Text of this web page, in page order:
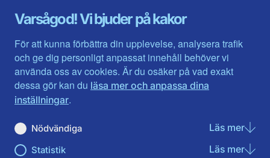
Varsågod! Vi bjuder på kakor
För att kunna förbättra din upplevelse, analysera trafik
och ge dig personligt anpassat innehåll behöver vi
använda oss av cookies. Är du osäker på vad exakt
dessa gör kan du läsa mer och anpassa dina
inställningar.
Nödvändiga Läs merom
Statistik Läs merom
Gävleborg
Halland
Jämtlands län
Jönköpings län
Kalmar län
Kronobergs län
Norrbotten
Skåne län
Värmlands län
Västerbotten
Västra Götaland
Västernorrland
Västmanland
Örebro län
Östergötland
Du hittar oss här på sociala medier